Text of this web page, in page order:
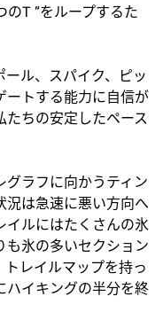
のT “をループするた
ル、スパイク、ピッ
ートする能力に自信が
ちの安定したペース
グラフに向かうティン
況は急速に悪い方向へ
イルにはたくさんの氷
も氷の多いセクション
レイルマップを持っ
ハイキングの半分を終